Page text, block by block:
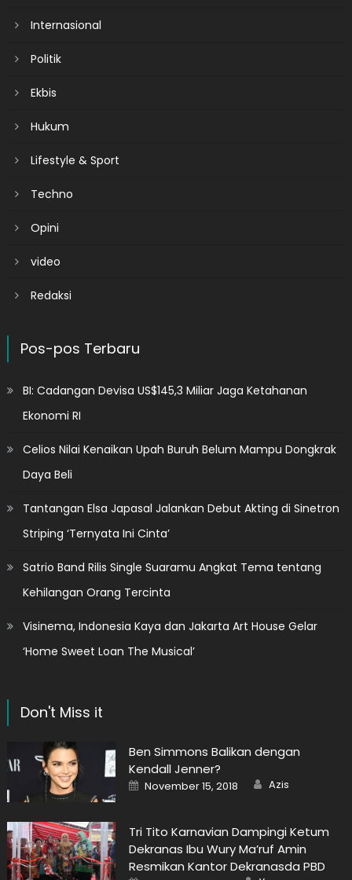
Internasional
Politik
Ekbis
Hukum
Lifestyle & Sport
Techno
Opini
video
Redaksi
Pos-pos Terbaru
BI: Cadangan Devisa US$145,3 Miliar Jaga Ketahanan
Ekonomi RI
Celios Nilai Kenaikan Upah Buruh Belum Mampu Dongkrak
Daya Beli
Tantangan Elsa Japasal Jalankan Debut Akting di Sinetron
Striping ‘Ternyata Ini Cinta’
Satrio Band Rilis Single Suaramu Angkat Tema tentang
Kehilangan Orang Tercinta
Visinema, Indonesia Kaya dan Jakarta Art House Gelar
‘Home Sweet Loan The Musical’
Don't Miss it
Ben Simmons Balikan dengan
Kendall Jenner?
Posted
on
November 15, 2018 Author
Azis
Tri Tito Karnavian Dampingi Ketum
Dekranas Ibu Wury Ma’ruf Amin
Resmikan Kantor Dekranasda PBD